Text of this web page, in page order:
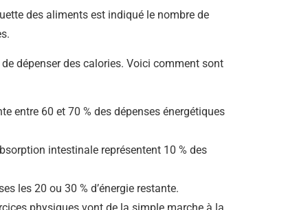
des aliments est indiqué le nombre de
dépenser des calories. Voici comment sont
entre 60 et 70 % des dépenses énergétiques
intestinale représentent 10 % des
les 20 ou 30 % d’énergie restante.